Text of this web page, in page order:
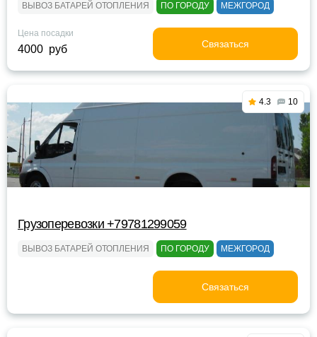
ВЫВОЗ БАТАРЕЙ ОТОПЛЕНИЯ ПО ГОРОДУ МЕЖГОРОД
Цена посадки
4000 руб Связаться
4.3 10
Грузоперевозки +79781299059
ВЫВОЗ БАТАРЕЙ ОТОПЛЕНИЯ ПО ГОРОДУ МЕЖГОРОД
Связаться